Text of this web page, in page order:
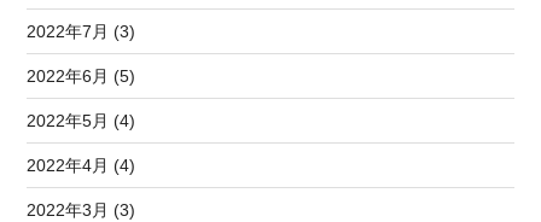
2022年7月 (3)
2022年6月 (5)
2022年5月 (4)
2022年4月 (4)
2022年3月 (3)